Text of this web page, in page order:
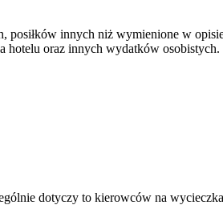
posiłków innych niż wymienione w
hotelu oraz innych wydatków osobistych.
dotyczy to kierowców na